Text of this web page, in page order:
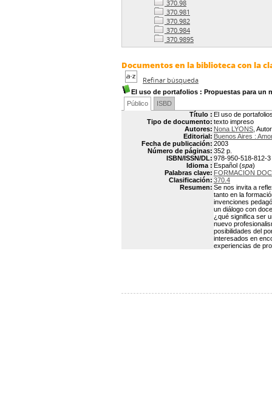
370.98
370.981
370.982
370.984
370.9895
Documentos en la biblioteca con la
Refinar búsqueda
El uso de portafolios : Propuestas para un
Público
ISBD
Título : El uso de
Tipo de documento: texto impreso
Autores: Nona LYONS , Autor
Editorial: Buenos Aires :
Fecha de publicación: 2003
Número de páginas: 352 p.
ISBN/ISSN/DL: 978-950-518-812-3
Idioma : Español (spa)
Palabras clave: FORMACION
Clasificación: 370.4
Resumen: Se nos invita a
tanto en la
invenciones
un diálogo con
¿qué significa ser
nuevo
posibilidades del
interesados en
experiencias de